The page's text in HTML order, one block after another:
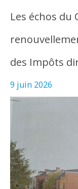
Les échos du
des Impôts
9 juin 2026